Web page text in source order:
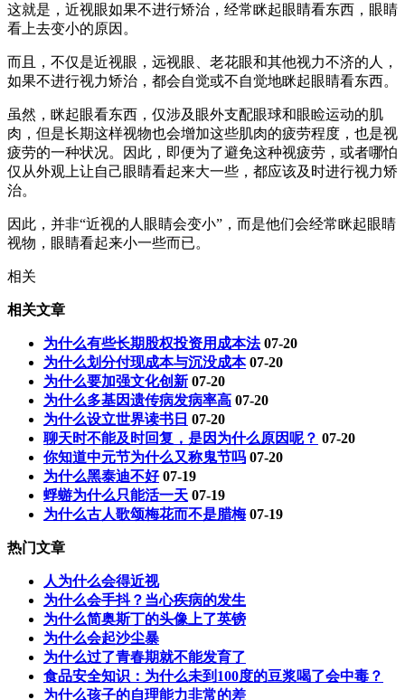
这就是，近视眼如果不进行矫治，经常眯起眼睛看东西，眼睛
看上去变小的原因。
而且，不仅是近视眼，远视眼、老花眼和其他视力不济的人，
如果不进行视力矫治，都会自觉或不自觉地眯起眼睛看东西。
虽然，眯起眼看东西，仅涉及眼外支配眼球和眼睑运动的肌
肉，但是长期这样视物也会增加这些肌肉的疲劳程度，也是视
疲劳的一种状况。因此，即便为了避免这种视疲劳，或者哪怕
仅从外观上让自己眼睛看起来大一些，都应该及时进行视力矫
治。
因此，并非“近视的人眼睛会变小”，而是他们会经常眯起眼睛
视物，眼睛看起来小一些而已。
相关
相关文章
为什么有些长期股权投资用成本法 07-20
为什么划分付现成本与沉没成本 07-20
为什么要加强文化创新 07-20
为什么多基因遗传病发病率高 07-20
为什么设立世界读书日 07-20
聊天时不能及时回复，是因为什么原因呢？ 07-20
你知道中元节为什么又称鬼节吗 07-20
为什么黑泰迪不好 07-19
蜉蝣为什么只能活一天 07-19
为什么古人歌颂梅花而不是腊梅 07-19
热门文章
人为什么会得近视
为什么会手抖？当心疾病的发生
为什么简奥斯丁的头像上了英镑
为什么会起沙尘暴
为什么过了青春期就不能发育了
食品安全知识：为什么未到100度的豆浆喝了会中毒？
为什么孩子的自理能力非常的差